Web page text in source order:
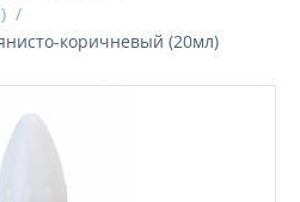
/
коричневый (20мл)